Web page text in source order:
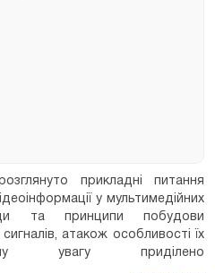
прикладні питання
у мультимедійних
та принципи побудови
атакож особливості їх
увагу приділено